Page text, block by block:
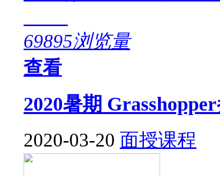
69895浏览量
查看
2020暑期
2020-03-20 面授课程